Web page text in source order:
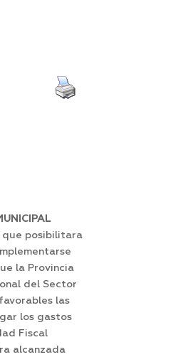
que posibilitara
la Provincia
del Sector
las
los gastos
Fiscal
alcanzada